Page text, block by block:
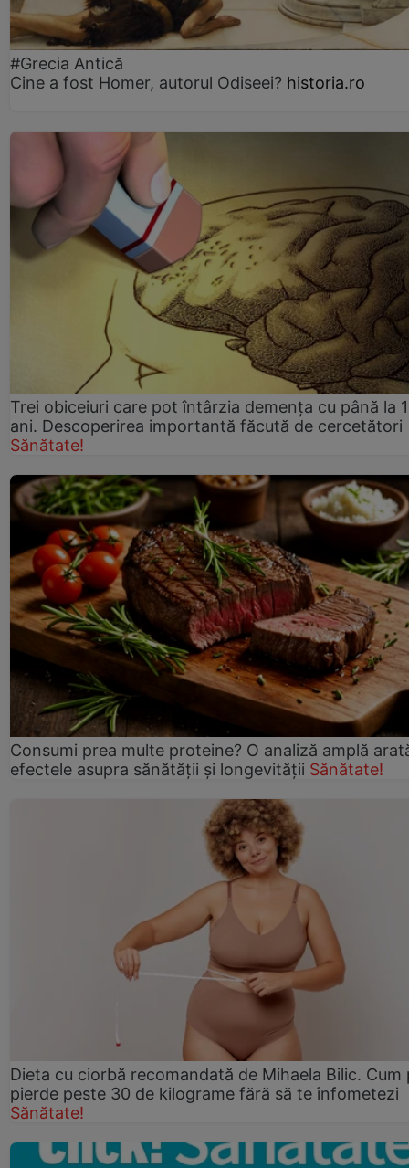
#Grecia Antică
Cine a fost Homer, autorul Odiseei? historia.ro
Trei obiceiuri care pot întârzia demența cu până la
ani. Descoperirea importantă făcută de cercetători
Sănătate!
Consumi prea multe proteine? O analiză amplă
efectele asupra sănătății și longevității Sănătate!
Dieta cu ciorbă recomandată de Mihaela Bilic. Cum
pierde peste 30 de kilograme fără să te înfometezi
Sănătate!